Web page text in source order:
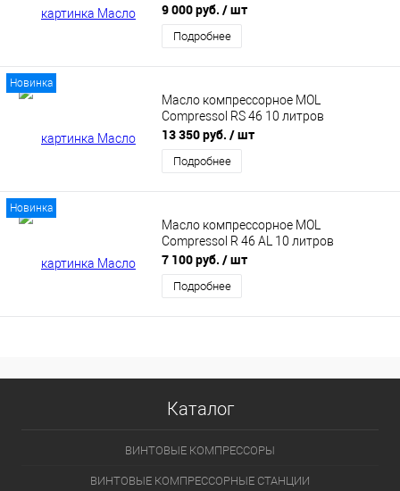
9 000 руб. / шт
Подробнее
Новинка
Масло компрессорное MOL
Compressol RS 46 10 литров
13 350 руб. / шт
Подробнее
Новинка
Масло компрессорное MOL
Compressol R 46 AL 10 литров
7 100 руб. / шт
Подробнее
Каталог
ВИНТОВЫЕ КОМПРЕССОРЫ
ВИНТОВЫЕ КОМПРЕССОРНЫЕ СТАНЦИИ